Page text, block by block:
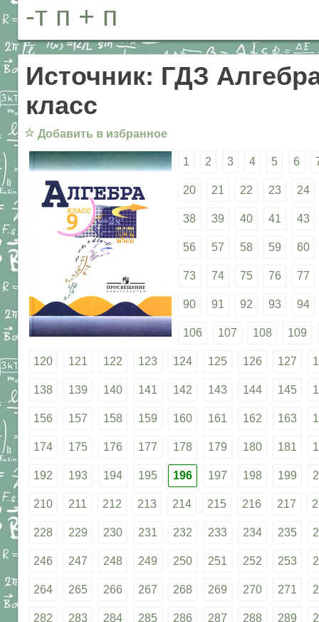
-т п + п
Источник: ГДЗ
класс
☆ Добавить в избранное
1 2 3 4 5 6
20 21 22 23 24
38 39 40 41 43
56 57 58 59 60
73 74 75 76 77
90 91 92 93 94
106 107 108 109
120 121 122 123 124 125 126 127
138 139 140 141 142 143 144 145
156 157 158 159 160 161 162 163
174 175 176 177 178 179 180 181
192 193 194 195 196 197 198 199
210 211 212 213 214 215 216 217
228 229 230 231 232 233 234 235
246 247 248 249 250 251 252 253
264 265 266 267 268 269 270 271
282 283 284 285 286 287 288 289